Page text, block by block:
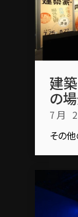
建
の
7月
その